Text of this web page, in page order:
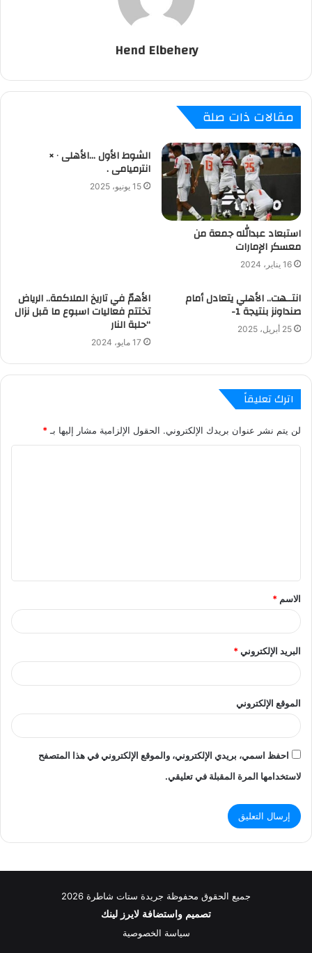
Hend Elbehery
مقالات ذات صلة
استبعاد عبدالله جمعة من
معسكر الإمارات
16 يناير، 2024
الشوط الأول …الأهلى ٠ ×
انترميامى .
15 يونيو، 2025
انتــهت.. الأهلي يتعادل أمام
صنداونز بنتيجة 1-
25 أبريل، 2025
الأهمّ في تاريخ الملاكمة.. الرياض
تختتم فعاليات اسبوع ما قبل نزال
“حلبة النار
17 مايو، 2024
اترك تعليقاً
لن يتم نشر عنوان بريدك الإلكتروني. الحقول الإلزامية مشار إليها بـ*
ق
*
الاسم *
البريد الإلكتروني*
الموقع الإلكتروني
احفظ اسمي، بريدي الإلكتروني، والموقع الإلكتروني في هذا المتصفح
لاستخدامها المرة المقبلة في تعليقي.
جميع الحقوق محفوظة جريدة ستات شاطرة 2026
تصميم واستضافة لايرز لينك
سياسة الخصوصية